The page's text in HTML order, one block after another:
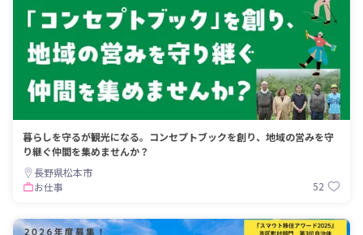
暮らしを守るが観光になる。コンセプトブックを創り、地域の営みを守
り継ぐ仲間を集めませんか？
長野県松本市
お仕事
52